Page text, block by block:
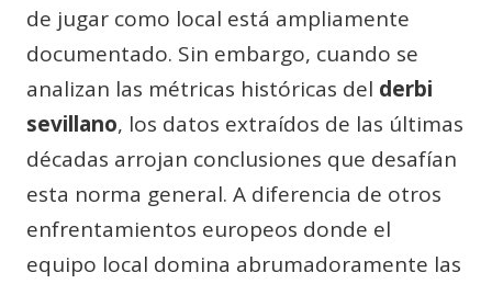
de jugar como local está ampliamente
documentado. Sin embargo, cuando se
analizan las métricas históricas del derbi
sevillano, los datos extraídos de las últimas
décadas arrojan conclusiones que desafían
esta norma general. A diferencia de otros
enfrentamientos europeos donde el
equipo local domina abrumadoramente las